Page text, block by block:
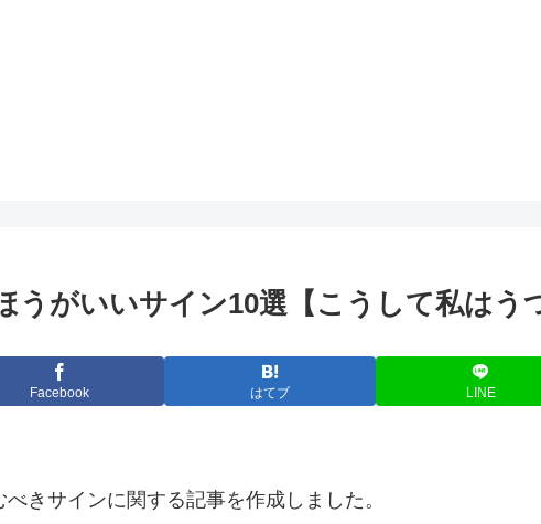
うがいいサイン10選【こうして私はう
Facebook はてブ LINE
きサインに関する記事を作成しました。